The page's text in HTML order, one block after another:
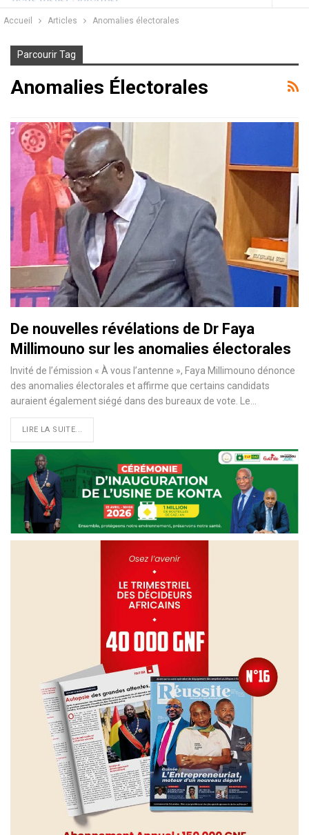
Accueil Articles Anomalies électorales
Parcourir Tag
Anomalies Électorales
De nouvelles révélations de Dr Faya
Millimouno sur les anomalies électorales
Invité de l’émission « À vous l’antenne », Faya Millimouno dénonce
des anomalies électorales et affirme que certains candidats
auraient également siégé dans des bureaux de vote. Le…
LIRE LA SUITE...